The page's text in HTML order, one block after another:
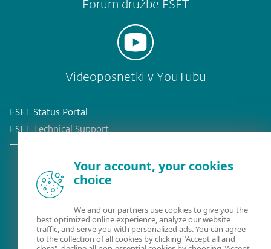
Forum družbe ESET
Videoposnetki v YouTubu
ESET Status Portal
ESET Technical Support
Obstoječa stranka?
Your account, your cookies
choice
We and our partners use cookies to give you the
best optimized online experience, analyze our website
traffic, and serve you with personalized ads. You can agree
to the collection of all cookies by clicking "Accept all and